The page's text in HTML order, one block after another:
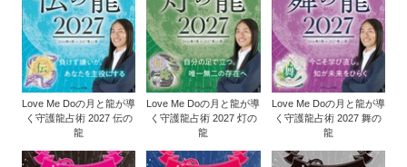
Love Me Doの月と龍が導
く守護龍占術 2027 伝の
龍
Love Me Doの月と龍が導
く守護龍占術 2027 灯の
龍
Love Me Doの月と龍が導
く守護龍占術 2027 舞の
龍